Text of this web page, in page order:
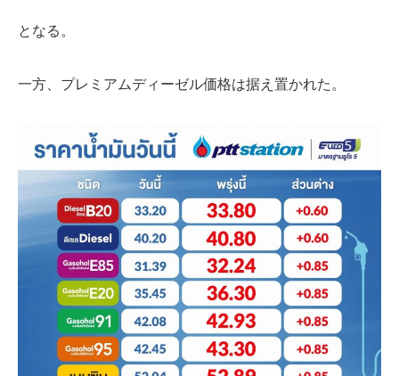
となる。
一方、プレミアムディーゼル価格は据え置かれた。